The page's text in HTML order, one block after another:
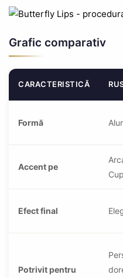
Grafic comparativ
CARACTERISTICĂ
Formă
Accent pe
Efect final
Potrivit pentru